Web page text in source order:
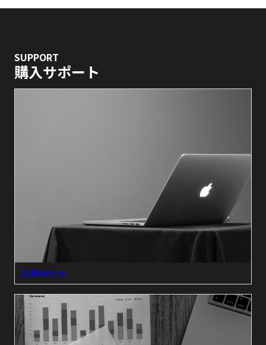
SUPPORT
購入サポート
お問合わせ